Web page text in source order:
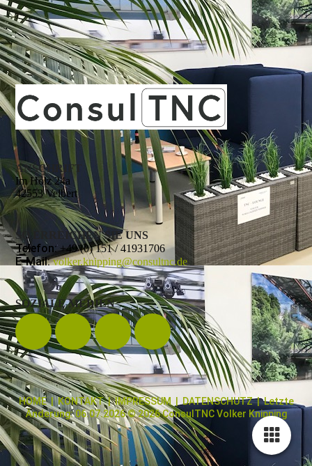
ANSCHRIFT
Im Holz 24a
42553 Velbert
SO ERREICHEN SIE UNS
Telefon:+49 (0) 151 / 41931706
E-Mail: volker.knipping@consultnc.de
SOZIALE MEDIEN
HOME|KONTAKT|IMPRESSUM|DATENSCHUTZ| Letzte
Änderung: 06.07.2026 © 2026 ConsulTNC Volker Knipping